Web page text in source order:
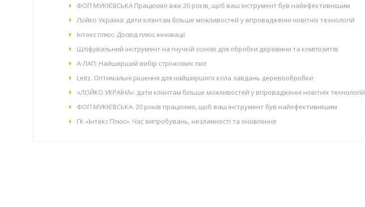
ФОП МУКІЄВСЬКА Працюємо вже 20 років, щоб ваш інструмент був найефективнішим
Лойко Україна: дати клієнтам більше можливостей у впровадженні новітніх технологій
Інтекс плюс: Досвід плюс інновації
Шліфувальний інструмент на гнучкій основі для обробки деревини та композитів
А-ЛАП: Найширший вибір стрічкових пил
Leitz. Оптимальні рішення для найширшого кола завдань деревообробки
«ЛОЙКО УКРАЇНА»: дати клієнтам більше можливостей у впровадженні новітніх технологій
ФОП МУКІЄВСЬКА. 20 років працюємо, щоб ваш інструмент був найефективнішим
ГК «Інтекс Плюс». Час випробувань, незламності та оновлення